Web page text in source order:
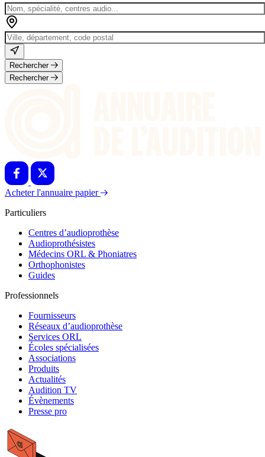
Rechercher
Rechercher
Acheter l'annuaire papier
Particuliers
Centres d’audioprothèse
Audioprothésistes
Médecins ORL & Phoniatres
Orthophonistes
Guides
Professionnels
Fournisseurs
Réseaux d’audioprothèse
Services ORL
Écoles spécialisées
Associations
Produits
Actualités
Audition TV
Évènements
Presse pro